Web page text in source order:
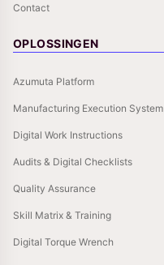
Contact
OPLOSSINGEN
Azumuta Platform
Manufacturing Execution System
Digital Work Instructions
Audits & Digital Checklists
Quality Assurance
Skill Matrix & Training
Digital Torque Wrench